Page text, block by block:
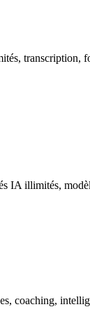
transcription,
IA illimités,
coaching,